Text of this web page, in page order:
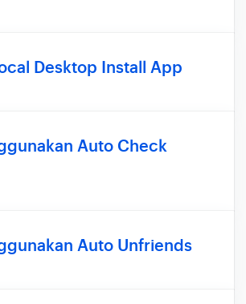
Desktop Install App
Auto Check
Auto Unfriends